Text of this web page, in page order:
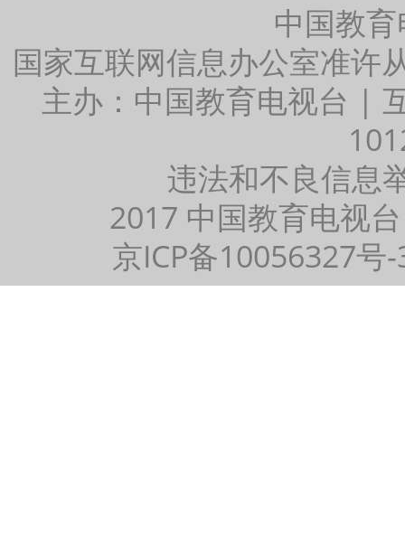
中国教
国家互联网信息办公室准许
主办：中国教育电视台 |
违法和不良信息
2017 中国教育电视
京ICP备10056327号